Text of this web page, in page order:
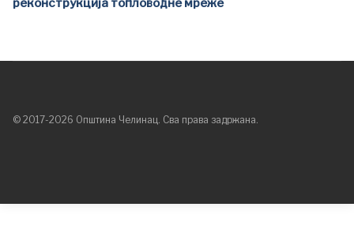
реконструкција топловодне мреже
© 2017-2026 Општина Челинац. Сва права задржана.